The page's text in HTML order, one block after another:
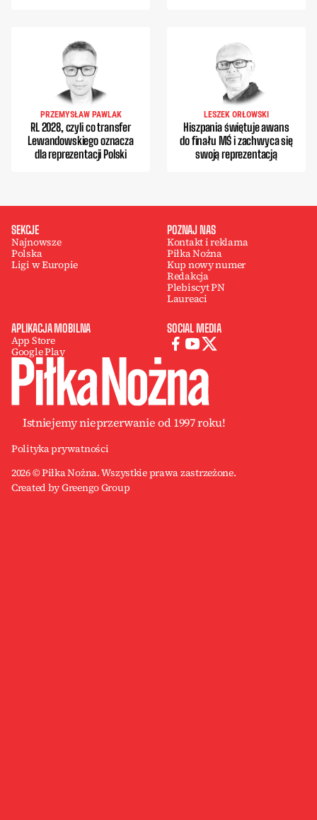
PRZEMYSŁAW PAWLAK
RL 2028, czyli co transfer
Lewandowskiego oznacza
dla reprezentacji Polski
LESZEK ORŁOWSKI
Hiszpania świętuje awans
do finału MŚ i zachwyca się
swoją reprezentacją
SEKCJE
Najnowsze
Polska
Ligi w Europie
POZNAJ NAS
Kontakt i reklama
Piłka Nożna
Kup nowy numer
Redakcja
Plebiscyt PN
Laureaci
APLIKACJA MOBILNA
App Store
Google Play
SOCIAL MEDIA
Istniejemy nieprzerwanie od 1997 roku!
Polityka prywatności
2026 © Piłka Nożna. Wszystkie prawa zastrzeżone.
Created by Greengo Group